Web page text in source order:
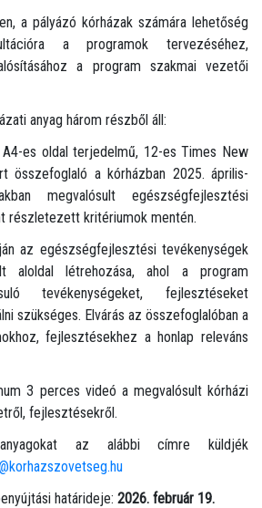
a pályázó kórházak számára lehetőség
a programok tervezéséhez,
a program szakmai vezetői
anyag három részből áll:
A4-es oldal terjedelmű, 12-es Times New
összefoglaló a kórházban 2025. április-
megvalósult egészségfejlesztési
részletezett kritériumok mentén.
az egészségfejlesztési tevékenységek
aloldal létrehozása, ahol a program
tevékenységeket, fejlesztéseket
szükséges. Elvárás az összefoglalóban a
fejlesztésekhez a honlap releváns
3 perces videó a megvalósult kórházi
fejlesztésekről.
az alábbi címre küldjék
határideje: 2026. február 19.